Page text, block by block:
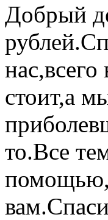
Добрый
стоит,а
то.Все